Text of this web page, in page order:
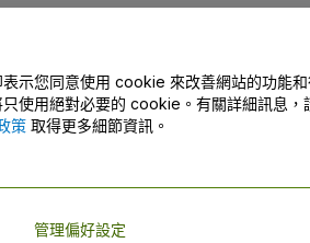
我們
示您同意使用 cookie 來改善網站的功能
使用絕對必要的 cookie。有關詳細訊息，
策 取得更多細節資訊。
管理偏好設定